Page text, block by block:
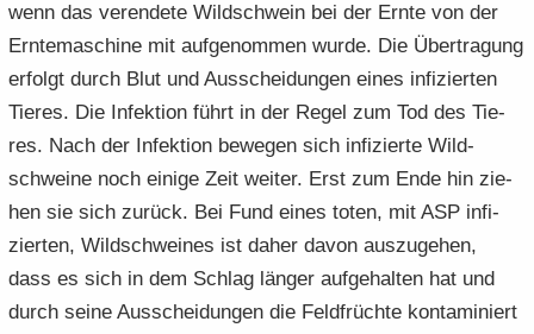
wenn das ver­en­de­te Wild­schwein bei der Ernte von der
Ern­te­ma­schi­ne mit auf­ge­nom­men wurde. Die Über­tra­gung
er­folgt durch Blut und Aus­schei­dun­gen eines in­fi­zier­ten
Tie­res. Die In­fek­ti­on führt in der Regel zum Tod des Tie­
res. Nach der In­fek­ti­on be­we­gen sich in­fi­zier­te Wild­
schwei­ne noch ei­ni­ge Zeit wei­ter. Erst zum Ende hin zie­
hen sie sich zu­rück. Bei Fund eines toten, mit ASP in­fi­
zier­ten, Wild­schwei­nes ist daher davon aus­zu­ge­hen,
dass es sich in dem Schlag län­ger auf­ge­hal­ten hat und
durch seine Aus­schei­dun­gen die Feld­früch­te kon­ta­mi­niert